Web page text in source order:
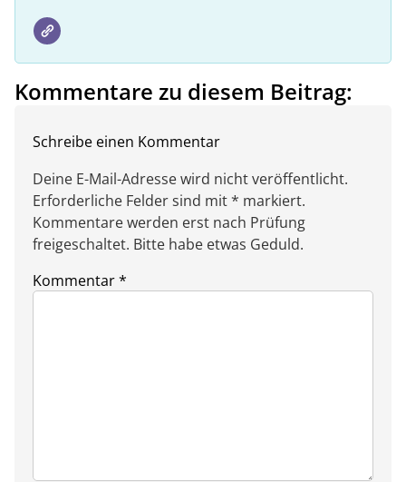
Kommentare zu diesem Beitrag:
Schreibe einen Kommentar
Deine E-Mail-Adresse wird nicht veröffentlicht.
Erforderliche Felder sind mit * markiert.
Kommentare werden erst nach Prüfung
freigeschaltet. Bitte habe etwas Geduld.
Kommentar*